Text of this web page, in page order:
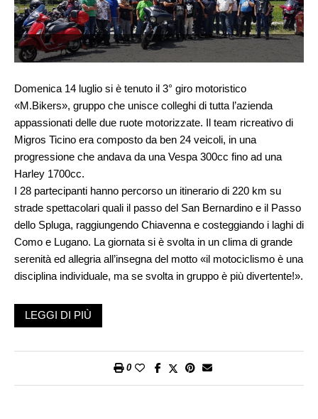
Domenica 14 luglio si è tenuto il 3° giro motoristico
«M.Bikers», gruppo che unisce colleghi di tutta l’azienda
appassionati delle due ruote motorizzate. Il team ricreativo di
Migros Ticino era composto da ben 24 veicoli, in una
progressione che andava da una Vespa 300cc fino ad una
Harley 1700cc.
I 28 partecipanti hanno percorso un itinerario di 220 km su
strade spettacolari quali il passo del San Bernardino e il Passo
dello Spluga, raggiungendo Chiavenna e costeggiando i laghi di
Como e Lugano. La giornata si è svolta in un clima di grande
serenità ed allegria all’insegna del motto «il motociclismo è una
disciplina individuale, ma se svolta in gruppo è più divertente!».
LEGGI DI PIÙ
0